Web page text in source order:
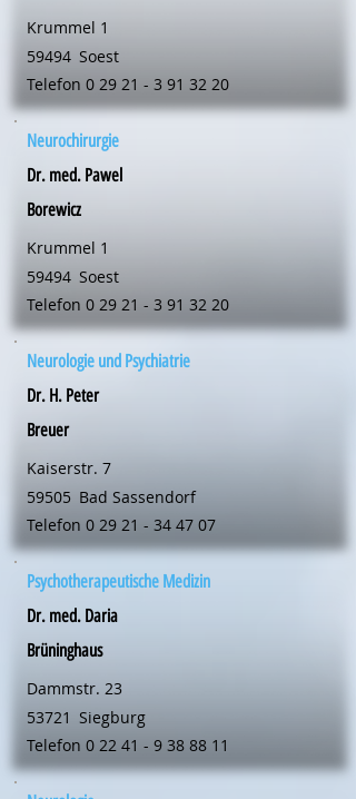
Krummel 1
59494 Soest
Telefon 0 29 21 - 3 91 32 20
Neurochirurgie
Dr. med. Pawel
Borewicz
Krummel 1
59494 Soest
Telefon 0 29 21 - 3 91 32 20
Neurologie und Psychiatrie
Dr. H. Peter
Breuer
Kaiserstr. 7
59505 Bad Sassendorf
Telefon 0 29 21 - 34 47 07
Psychotherapeutische Medizin
Dr. med. Daria
Brüninghaus
Dammstr. 23
53721 Siegburg
Telefon 0 22 41 - 9 38 88 11